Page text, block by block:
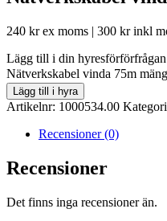
240 krex moms | 300 krinkl
Lägg till i din hyresförförfrågan
Nätverkskabel vinda 75m
Lägg till i hyra
Artikelnr: 1000534.00
Recensioner (0)
Recensioner
Det finns inga recensioner än.